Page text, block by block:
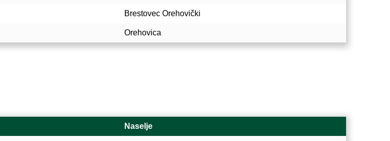
Brestovec Orehovički
Orehovica
Naselje